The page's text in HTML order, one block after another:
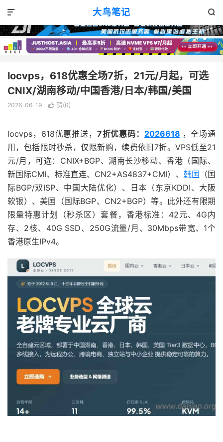
大鸟笔记 

VPS优惠
locvps，618优惠全场7折，21元/月起，可选
CNIX/湖南移动/中国香港/日本/韩国/美国
2026-06-19  赞(0)
locvps，618优惠推送， 7折优惠码： 2026618 ，全场通
用，包括限时秒杀，仅限新购，续费依旧7折。VPS低至21
元/月，可选：CNIX+BGP、湖南长沙移动、香港（国际、
新国际CMI、标准直连、CN2+AS4837+CMI）、 韩国 （国
际BGP/双ISP、中国大陆优化）、日本（东京KDDI、大阪
软银）、美国（国际BGP、CN2+BGP）等。此外还有限期
限量特惠计划（秒杀区）套餐，香港标准：42元、4G内
存、2核、40G SSD、250G流量/月、30Mbps带宽、1个
香港原生IPv4。